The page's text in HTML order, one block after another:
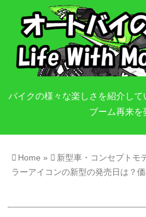
バイクの様々な楽しさを紹介し
ブーム再来を
Home » 新型車・コンセプトモ
ラーアイコンの新型の発売日は？